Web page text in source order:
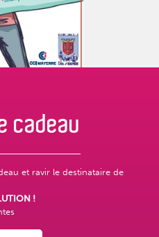
cadeau
et ravir le destinataire de
!